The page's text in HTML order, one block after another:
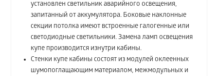
установлен светильник аварийного освещения,
запитанный от аккумулятора. Боковые наклонные
секции потолка имеют встроенные галогенные или
светодиодные светильники. Замена ламп освещения
купе производится изнутри кабины.
Стенки купе кабины состоят из модулей оклеенных
шумопоглащающим материалом, межмодульных и